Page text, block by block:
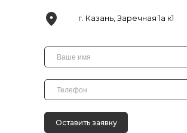
Оставить заявку
г. Казань, Заречная 1а к1